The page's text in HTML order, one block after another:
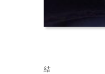
結